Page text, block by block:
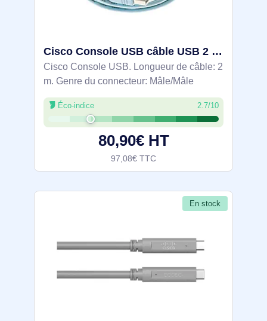
Cisco Console USB câble USB 2 m - CAB-CONSOLE-USB=
Cisco Console USB. Longueur de câble: 2
m. Genre du connecteur: Mâle/Mâle
Éco-indice 2.7/10
80,90€ HT
97,08€ TTC
En stock